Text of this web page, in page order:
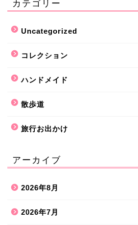
カテゴリー
Uncategorized
コレクション
ハンドメイド
散歩道
旅行お出かけ
アーカイブ
2026年8月
2026年7月